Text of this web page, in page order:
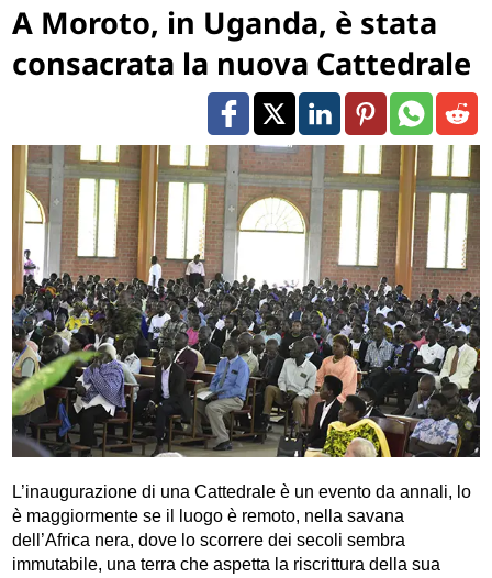
A Moroto, in Uganda, è stata
consacrata la nuova Cattedrale
L’inaugurazione di una Cattedrale è un evento da annali, lo
è maggiormente se il luogo è remoto, nella savana
dell’Africa nera, dove lo scorrere dei secoli sembra
immutabile, una terra che aspetta la riscrittura della sua